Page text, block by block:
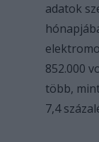
adatok
852.000
több,
7,4